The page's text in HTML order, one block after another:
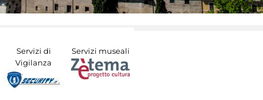
Servizi di
Vigilanza
Servizi museali